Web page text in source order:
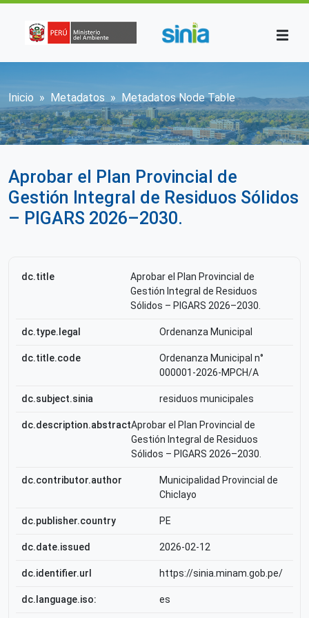
Sobrescribir enlaces de ayuda a la
Inicio Metadatos Metadatos Node Table
Aprobar el Plan Provincial de
Gestión Integral de Residuos Sólidos
– PIGARS 2026–2030.
dc.title
Aprobar el Plan Provincial de
Gestión Integral de Residuos
Sólidos – PIGARS 2026–2030.
dc.type.legal Ordenanza Municipal
dc.title.code
Ordenanza Municipal n°
000001-2026-MPCH/A
dc.subject.sinia residuos municipales
dc.description.abstractAprobar el Plan Provincial de
Gestión Integral de Residuos
Sólidos – PIGARS 2026–2030.
dc.contributor.author
Municipalidad Provincial de
Chiclayo
dc.publisher.country PE
dc.date.issued 2026-02-12
dc.identifier.url https://sinia.minam.gob.pe/
dc.language.iso: es